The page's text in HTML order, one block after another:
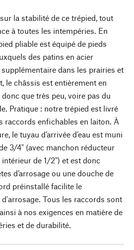
la stabilité de ce trépied, tout
à toutes les intempéries. En
pliable est équipé de pieds
des patins en acier
dans les prairies et
le châssis est entièrement en
que très peu, voire pas du
Pratique : notre trépied est livré
raccords enfichables en laiton. À
le tuyau d’arrivée d’eau est muni
3/4" (avec manchon réducteur
de 1/2") et est donc
d’arrosage ou une douche de
préinstallé facilite le
Tous les raccords sont
à nos exigences en matière de
et de durabilité.